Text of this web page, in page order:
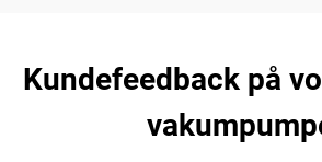
Kundefeedback på